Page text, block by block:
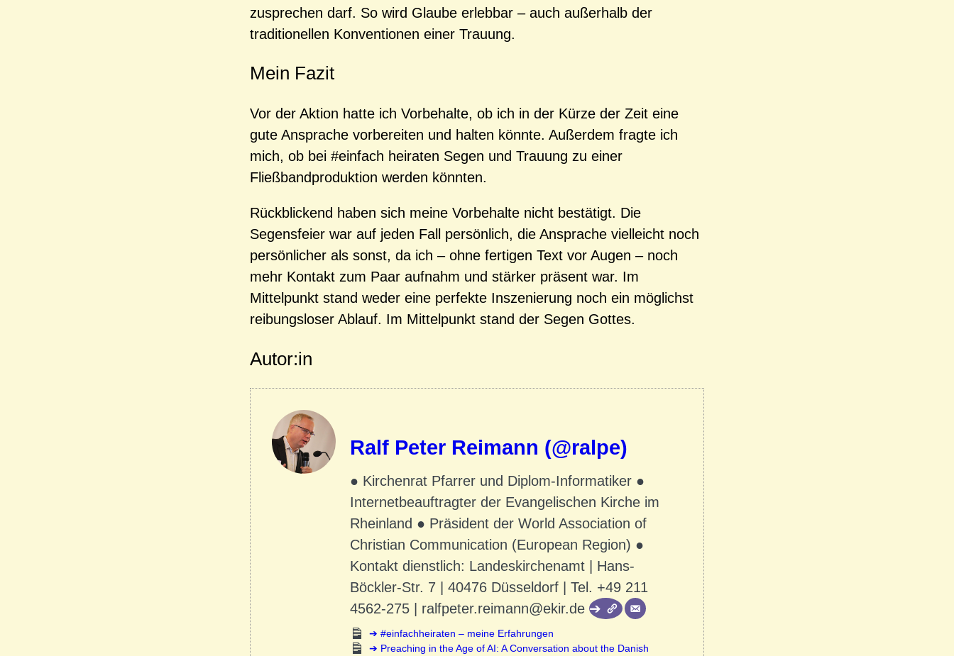
zusprechen darf. So wird Glaube erlebbar – auch außerhalb der
traditionellen Konventionen einer Trauung.
Mein Fazit
Vor der Aktion hatte ich Vorbehalte, ob ich in der Kürze der Zeit eine
gute Ansprache vorbereiten und halten könnte. Außerdem fragte ich
mich, ob bei #einfach heiraten Segen und Trauung zu einer
Fließbandproduktion werden könnten.
Rückblickend haben sich meine Vorbehalte nicht bestätigt. Die
Segensfeier war auf jeden Fall persönlich, die Ansprache vielleicht noch
persönlicher als sonst, da ich – ohne fertigen Text vor Augen – noch
mehr Kontakt zum Paar aufnahm und stärker präsent war. Im
Mittelpunkt stand weder eine perfekte Inszenierung noch ein möglichst
reibungsloser Ablauf. Im Mittelpunkt stand der Segen Gottes.
Autor:in
Ralf Peter Reimann (@ralpe)
● Kirchenrat Pfarrer und Diplom-Informatiker ●
Internetbeauftragter der Evangelischen Kirche im
Rheinland ● Präsident der World Association of
Christian Communication (European Region) ●
Kontakt dienstlich: Landeskirchenamt | Hans-
Böckler-Str. 7 | 40476 Düsseldorf | Tel. +49 211
4562-275 | ralfpeter.reimann@ekir.de
#einfachheiraten – meine Erfahrungen
Preaching in the Age of AI: A Conversation about the Danish